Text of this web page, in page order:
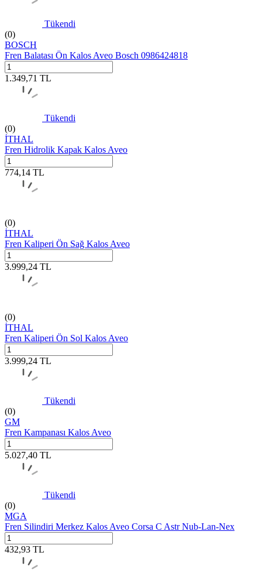
Tükendi
(0)
BOSCH
Fren Balatası Ön Kalos Aveo Bosch 0986424818
1.349,71 TL
Tükendi
(0)
İTHAL
Fren Hidrolik Kapak Kalos Aveo
774,14 TL
(0)
İTHAL
Fren Kaliperi Ön Sağ Kalos Aveo
3.999,24 TL
(0)
İTHAL
Fren Kaliperi Ön Sol Kalos Aveo
3.999,24 TL
Tükendi
(0)
GM
Fren Kampanası Kalos Aveo
5.027,40 TL
Tükendi
(0)
MGA
Fren Silindiri Merkez Kalos Aveo Corsa C Astr Nub-Lan-Nex
432,93 TL